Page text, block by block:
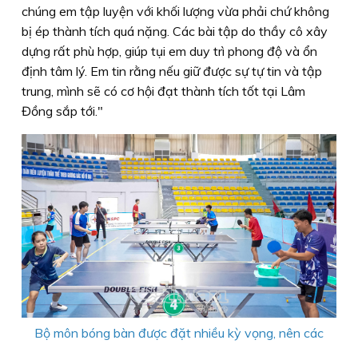
chúng em tập luyện với khối lượng vừa phải chứ không
bị ép thành tích quá nặng. Các bài tập do thầy cô xây
dựng rất phù hợp, giúp tụi em duy trì phong độ và ổn
định tâm lý. Em tin rằng nếu giữ được sự tự tin và tập
trung, mình sẽ có cơ hội đạt thành tích tốt tại Lâm
Đồng sắp tới."
Bộ môn bóng bàn được đặt nhiều kỳ vọng, nên các